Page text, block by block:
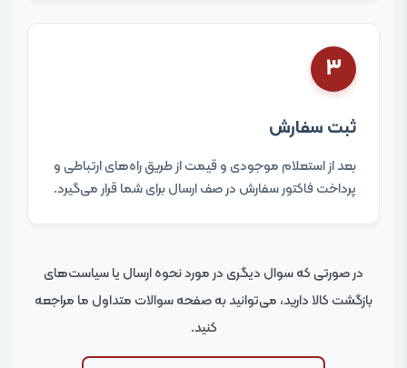
۳
ثبت سفارش
بعد از استعلام موجودی و قیمت از طریق راه‌های ارتباطی و
پرداخت فاکتور سفارش در صف ارسال برای شما قرار می‌گیرد.
در صورتی که سوال دیگری در مورد نحوه ارسال یا سیاست‌های
بازگشت کالا دارید، می‌توانید به صفحه سوالات متداول ما مراجعه
کنید.